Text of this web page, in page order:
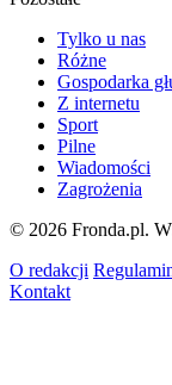
Tylko u nas
Różne
Gospodarka
Z internetu
Sport
Pilne
Wiadomości
Zagrożenia
© 2026 Fronda.pl.
O redakcji
Kontakt